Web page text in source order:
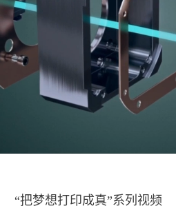
“把梦想打印成真”系列视频